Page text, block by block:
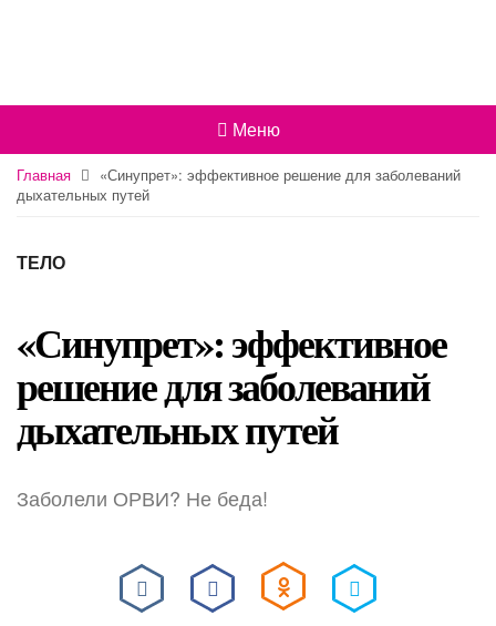
Меню
Главная
«Синупрет»: эффективное решение для заболеваний
дыхательных путей
ТЕЛО
«Синупрет»: эффективное
решение для заболеваний
дыхательных путей
Заболели ОРВИ? Не беда!